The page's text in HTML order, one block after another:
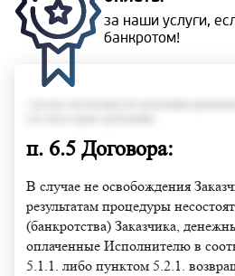
за наши услуги,
банкротом!
п. 6.5 Договора:
В случае не освобождения
результатам процедуры
(банкротства) Заказчика,
оплаченные Исполнителю в
5.1.1. либо пунктом 5.2.1.